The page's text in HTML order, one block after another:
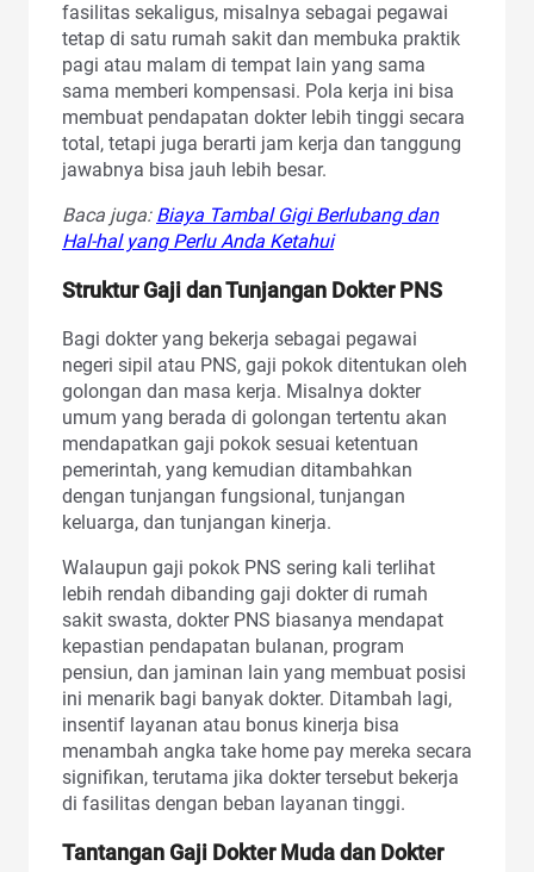
fasilitas sekaligus, misalnya sebagai pegawai
tetap di satu rumah sakit dan membuka praktik
pagi atau malam di tempat lain yang sama
sama memberi kompensasi. Pola kerja ini bisa
membuat pendapatan dokter lebih tinggi secara
total, tetapi juga berarti jam kerja dan tanggung
jawabnya bisa jauh lebih besar.
Baca juga: Biaya Tambal Gigi Berlubang dan
Hal-hal yang Perlu Anda Ketahui
Struktur Gaji dan Tunjangan Dokter PNS
Bagi dokter yang bekerja sebagai pegawai
negeri sipil atau PNS, gaji pokok ditentukan oleh
golongan dan masa kerja. Misalnya dokter
umum yang berada di golongan tertentu akan
mendapatkan gaji pokok sesuai ketentuan
pemerintah, yang kemudian ditambahkan
dengan tunjangan fungsional, tunjangan
keluarga, dan tunjangan kinerja.
Walaupun gaji pokok PNS sering kali terlihat
lebih rendah dibanding gaji dokter di rumah
sakit swasta, dokter PNS biasanya mendapat
kepastian pendapatan bulanan, program
pensiun, dan jaminan lain yang membuat posisi
ini menarik bagi banyak dokter. Ditambah lagi,
insentif layanan atau bonus kinerja bisa
menambah angka take home pay mereka secara
signifikan, terutama jika dokter tersebut bekerja
di fasilitas dengan beban layanan tinggi.
Tantangan Gaji Dokter Muda dan Dokter